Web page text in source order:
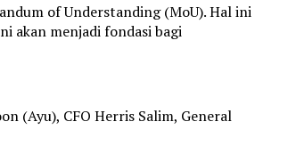
of Understanding (MoU). Hal ini
akan menjadi fondasi bagi
(Ayu), CFO Herris Salim, General